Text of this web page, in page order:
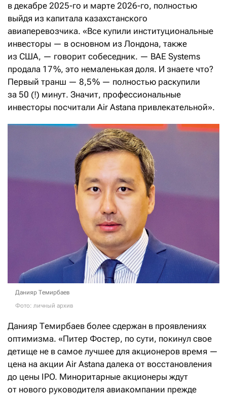
в декабре 2025-го и марте 2026-го, полностью
выйдя из капитала казахстанского
авиаперевозчика. «Все купили институциональные
инвесторы — в основном из Лондона, также
из США, — говорит собеседник. — BAE Systems
продала 17 %, это немаленькая доля. И знаете что?
Первый транш — 8,5 % — полностью раскупили
за 50 (!) минут. Значит, профессиональные
инвесторы посчитали Air Astana привлекательной».
Данияр Темирбаев
Фото: личный архив
Данияр Темирбаев более сдержан в проявлениях
оптимизма. «Питер Фостер, по сути, покинул свое
детище не в самое лучшее для акционеров время —
цена на акции Air Astana далека от восстановления
до цены IPO. Миноритарные акционеры ждут
от нового руководителя авиакомпании прежде